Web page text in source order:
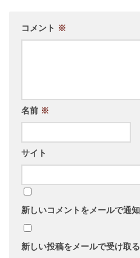
コメント ※
名前 ※
サイト
新しいコメントをメールで通知
新しい投稿をメールで受け取る